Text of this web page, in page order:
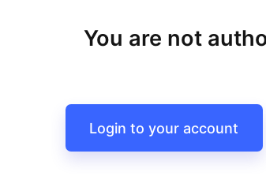
You are not
Login to your account